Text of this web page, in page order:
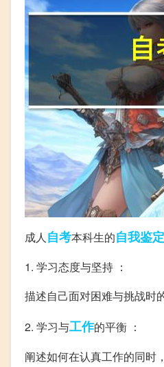
成人自考本科生的自我鉴定
1. 学习态度与坚持 ：
描述自己面对困难与挑战时
2. 学习与工作的平衡 ：
阐述如何在认真工作的同时